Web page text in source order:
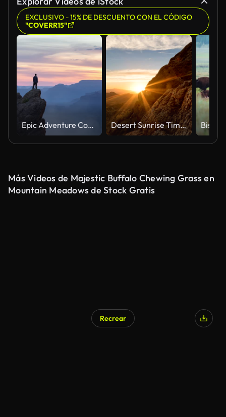
EXCLUSIVO - 15% DE DESCUENTO CON EL CÓDIGO
"COVERR15"
Epic Adventure Composite of Man Hiker on top of a rocky mountain. Desert Sunrise Timelapse/Hyperlapse - View 18
Más Videos de Majestic Buffalo Chewing Grass en
Mountain Meadows de Stock Gratis
Recrear